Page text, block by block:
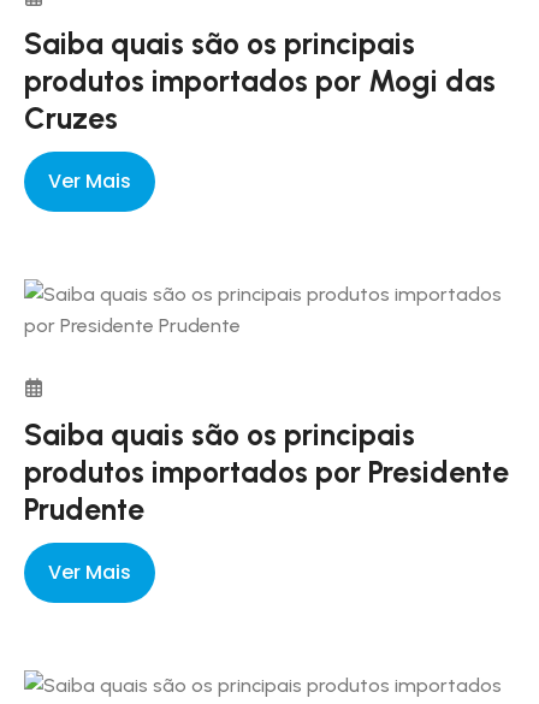
Saiba quais são os principais
produtos importados por Mogi das
Cruzes
Ver Mais
Saiba quais são os principais
produtos importados por Presidente
Prudente
Ver Mais